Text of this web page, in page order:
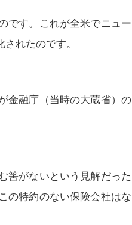
です。これが全米でニュー
れたのです。
金融庁（当時の大蔵省）の
筈がないという見解だった
の特約のない保険会社はな